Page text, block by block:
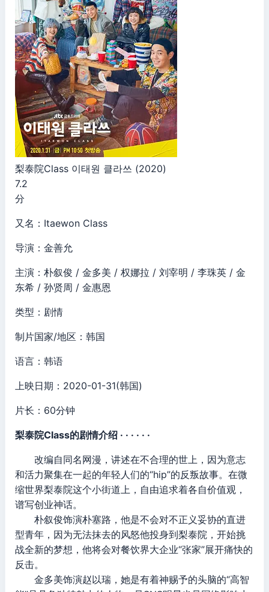
梨泰院Class 이태원 클라쓰 (2020)
7.2
分
又名：Itaewon Class
导演：金善允
主演：朴叙俊 / 金多美 / 权娜拉 / 刘宰明 / 李珠英 / 金
东希 / 孙贤周 / 金惠恩
类型：剧情
制片国家/地区：韩国
语言：韩语
上映日期：2020-01-31(韩国)
片长：60分钟
梨泰院Class的剧情介绍 · · · · · ·
改编自同名网漫，讲述在不合理的世上，因为意志
和活力聚集在一起的年轻人们的“hip”的反叛故事。在微
缩世界梨泰院这个小街道上，自由追求着各自价值观，
谱写创业神话。
朴叙俊饰演朴塞路，他是不会对不正义妥协的直进
型青年，因为无法抹去的风怒他投身到梨泰院，开始挑
战全新的梦想，他将会对餐饮界大企业“张家”展开痛快的
反击。
金多美饰演赵以瑞，她是有着神赐予的头脑的“高智